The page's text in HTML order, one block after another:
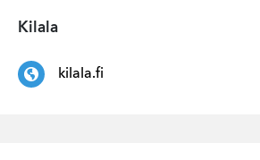
Kilala
kilala.fi